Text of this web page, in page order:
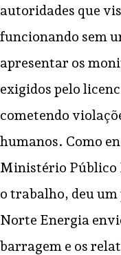
autoridades que
funcionando sem
apresentar os
exigidos pelo
cometendo
humanos. Como
Ministério Público
o trabalho, deu um
Norte Energia
barragem e os